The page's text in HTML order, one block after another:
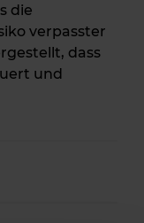
die
verpasster
dass
und